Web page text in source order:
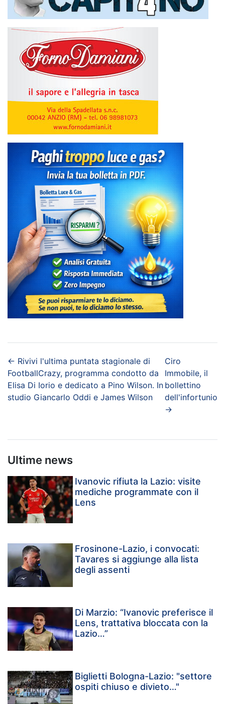
← Rivivi l'ultima puntata stagionale di
FootballCrazy, programma condotto da
Elisa Di Iorio e dedicato a Pino Wilson. In
studio Giancarlo Oddi e James Wilson
Ciro
Immobile, il
bollettino
dell'infortunio
→
Ultime news
Ivanovic rifiuta la Lazio: visite
mediche programmate con il
Lens
Frosinone-Lazio, i convocati:
Tavares si aggiunge alla lista
degli assenti
Di Marzio: “Ivanovic preferisce il
Lens, trattativa bloccata con la
Lazio…”
Biglietti Bologna-Lazio: "settore
ospiti chiuso e divieto…"